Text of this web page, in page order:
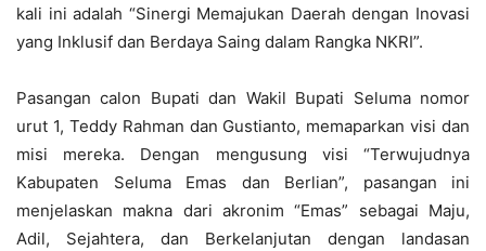
kali ini adalah “Sinergi Memajukan Daerah dengan Inovasi
yang Inklusif dan Berdaya Saing dalam Rangka NKRI”.
Pasangan calon Bupati dan Wakil Bupati Seluma nomor
urut 1, Teddy Rahman dan Gustianto, memaparkan visi dan
misi mereka. Dengan mengusung visi “Terwujudnya
Kabupaten Seluma Emas dan Berlian”, pasangan ini
menjelaskan makna dari akronim “Emas” sebagai Maju,
Adil, Sejahtera, dan Berkelanjutan dengan landasan